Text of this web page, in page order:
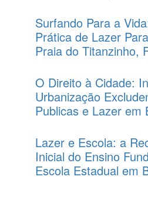
Surfando Para a
Prática de Lazer
Praia do Titanzinho,
O Direito à Cidade:
Urbanização
Publicas e Lazer em
Lazer e Escola: a
Inicial do Ensino
Escola Estadual em